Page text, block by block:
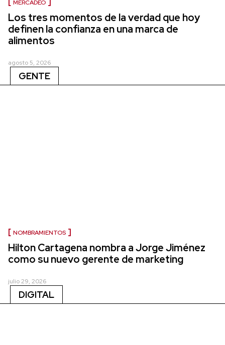
MERCADEO
Los tres momentos de la verdad que hoy
definen la confianza en una marca de
alimentos
agosto 5, 2026
GENTE
NOMBRAMIENTOS
Hilton Cartagena nombra a Jorge Jiménez
como su nuevo gerente de marketing
julio 29, 2026
DIGITAL